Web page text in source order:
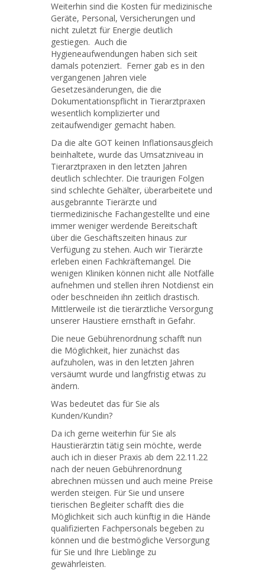
Weiterhin sind die Kosten für medizinische
Geräte, Personal, Versicherungen und
nicht zuletzt für Energie deutlich
gestiegen. Auch die
Hygieneaufwendungen haben sich seit
damals potenziert. Ferner gab es in den
vergangenen Jahren viele
Gesetzesänderungen, die die
Dokumentationspflicht in Tierarztpraxen
wesentlich komplizierter und
zeitaufwendiger gemacht haben.
Da die alte GOT keinen Inflationsausgleich
beinhaltete, wurde das Umsatzniveau in
Tierarztpraxen in den letzten Jahren
deutlich schlechter. Die traurigen Folgen
sind schlechte Gehälter, überarbeitete und
ausgebrannte Tierärzte und
tiermedizinische Fachangestellte und eine
immer weniger werdende Bereitschaft
über die Geschäftszeiten hinaus zur
Verfügung zu stehen. Auch wir Tierärzte
erleben einen Fachkräftemangel. Die
wenigen Kliniken können nicht alle Notfälle
aufnehmen und stellen ihren Notdienst ein
oder beschneiden ihn zeitlich drastisch.
Mittlerweile ist die tierärztliche Versorgung
unserer Haustiere ernsthaft in Gefahr.
Die neue Gebührenordnung schafft nun
die Möglichkeit, hier zunächst das
aufzuholen, was in den letzten Jahren
versäumt wurde und langfristig etwas zu
ändern.
Was bedeutet das für Sie als
Kunden/Kundin?
Da ich gerne weiterhin für Sie als
Haustierärztin tätig sein möchte, werde
auch ich in dieser Praxis ab dem 22.11.22
nach der neuen Gebührenordnung
abrechnen müssen und auch meine Preise
werden steigen. Für Sie und unsere
tierischen Begleiter schafft dies die
Möglichkeit sich auch künftig in die Hände
qualifizierten Fachpersonals begeben zu
können und die bestmögliche Versorgung
für Sie und Ihre Lieblinge zu
gewährleisten.